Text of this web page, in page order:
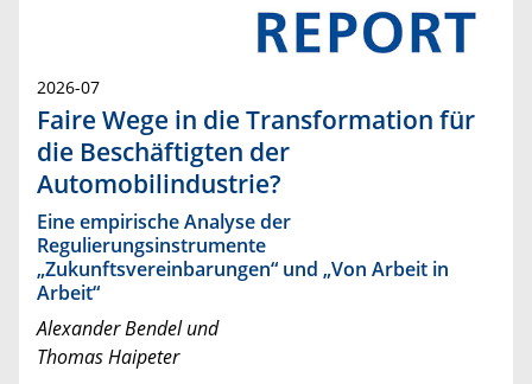
2026-07
Faire Wege in die Transformation für
die Beschäftigten der
Automobilindustrie?
Eine empirische Analyse der
Regulierungsinstrumente
„Zukunftsvereinbarungen“ und „Von Arbeit in
Arbeit“
Alexander Bendel und
Thomas Haipeter